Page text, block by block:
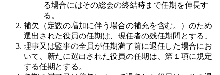
る場合にはその総会の終結時まで任期を伸長す
る。
補欠（定数の増加に伴う場合の補充を含む。）のため
選出された役員の任期は、現任者の残任期間とする。
理事又は監事の全員が任期満了前に退任した場合にお
いて、新たに選出された役員の任期は、第１項に規定
する任期とする。